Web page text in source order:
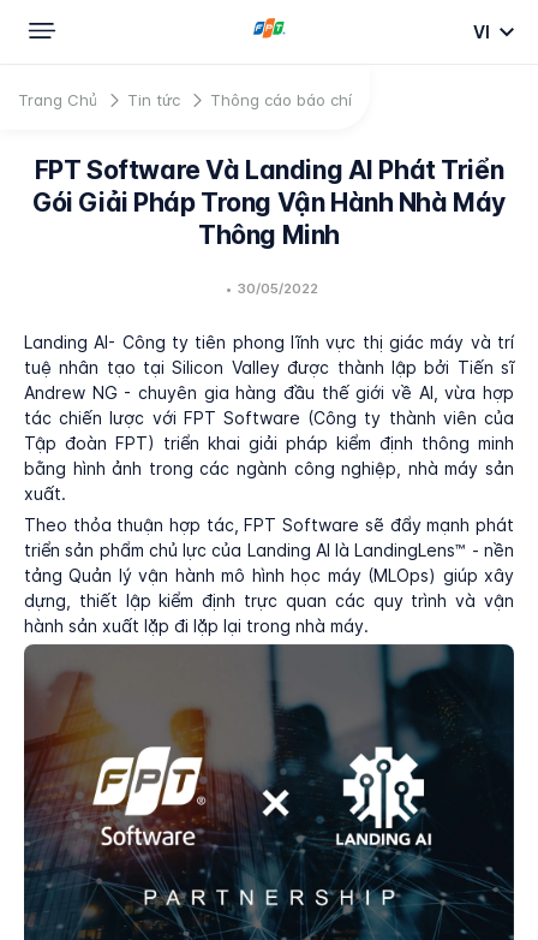
VI
Trang Chủ Tin tức Thông cáo báo chí
FPT Software Và Landing AI Phát Triển
Gói Giải Pháp Trong Vận Hành Nhà Máy
Thông Minh
• 30/05/2022
Landing AI- Công ty tiên phong lĩnh vực thị giác máy và trí
tuệ nhân tạo tại Silicon Valley được thành lập bởi Tiến sĩ
Andrew NG - chuyên gia hàng đầu thế giới về AI, vừa hợp
tác chiến lược với FPT Software (Công ty thành viên của
Tập đoàn FPT) triển khai giải pháp kiểm định thông minh
bằng hình ảnh trong các ngành công nghiệp, nhà máy sản
xuất.
Theo thỏa thuận hợp tác, FPT Software sẽ đẩy mạnh phát
triển sản phẩm chủ lực của Landing AI là LandingLens™ - nền
tảng Quản lý vận hành mô hình học máy (MLOps) giúp xây
dựng, thiết lập kiểm định trực quan các quy trình và vận
hành sản xuất lặp đi lặp lại trong nhà máy.